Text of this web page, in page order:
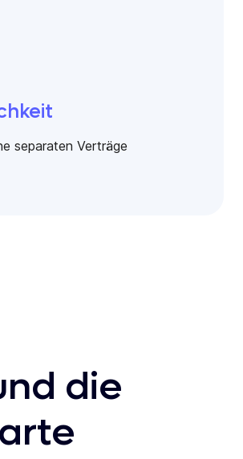
separaten Verträge
die